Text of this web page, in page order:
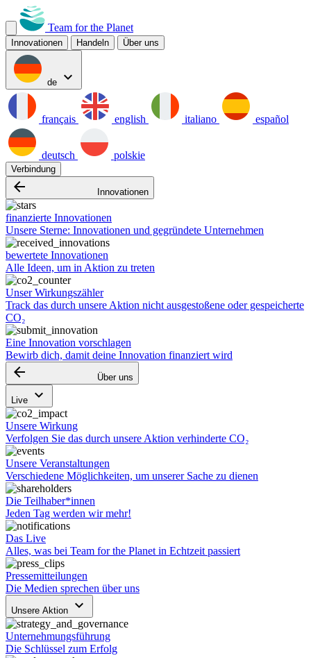
Team for the Planet
Innovationen Handeln Über uns
de expand_more
français english italiano español
deutsch polskie
Verbindung
arrow_backward Innovationen
finanzierte Innovationen
Unsere Sterne: Innovationen und gegründete Unternehmen
bewertete Innovationen
Alle Ideen, um in Aktion zu treten
Unser Wirkungszähler
Track das durch unsere Aktion nicht ausgestoßene oder gespeicherte
CO₂
Eine Innovation vorschlagen
Bewirb dich, damit deine Innovation finanziert wird
arrow_backward Über uns
Live keyboard_arrow_down
Unsere Wirkung
Verfolgen Sie das durch unsere Aktion verhinderte CO₂
Unsere Veranstaltungen
Verschiedene Möglichkeiten, um unserer Sache zu dienen
Die Teilhaber*innen
Jeden Tag werden wir mehr!
Das Live
Alles, was bei Team for the Planet in Echtzeit passiert
Pressemitteilungen
Die Medien sprechen über uns
Unsere Aktion keyboard_arrow_down
Unternehmungsführung
Die Schlüssel zum Erfolg